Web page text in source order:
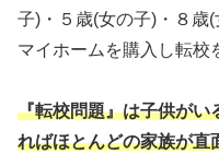
子)・５歳(女の子)・８歳
マイホームを購入し転校
『転校問題』は子供がい
ればほとんどの家族が直